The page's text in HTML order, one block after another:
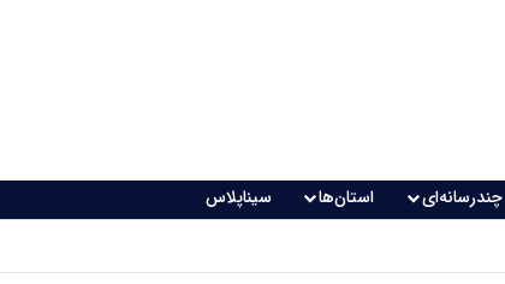
چندرسانه‌ای استان‌ها سیناپلاس